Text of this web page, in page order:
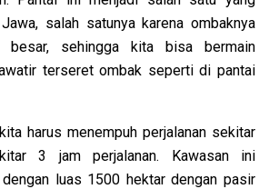
salah satunya karena ombaknya
besar, sehingga kita bisa bermain
terseret ombak seperti di pantai
harus menempuh perjalanan sekitar
3 jam perjalanan. Kawasan ini
dengan luas 1500 hektar dengan pasir